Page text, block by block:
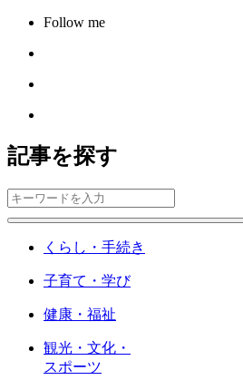
Follow me
記事を探す
くらし・手続き
子育て・学び
健康・福祉
観光・文化・
スポーツ